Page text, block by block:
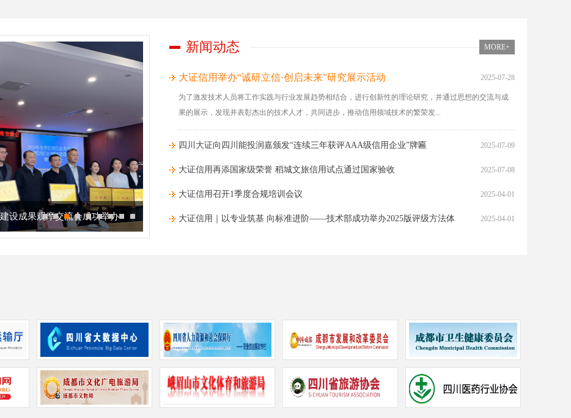
设成果观摩交流会成功举办 《四川省城镇生活污水处理企业信用评价规范》团体标准正式发布 大证信用应邀出席中
新闻动态 MORE+
大证信用举办“诚研立信·创启未来”研究展示活动 2025-07-28
为了激发技术人员将工作实践与行业发展趋势相结合，进行创新性的理论研究，并通过思想的交流与成
果的展示，发现并表彰杰出的技术人才，共同进步，推动信用领域技术的繁荣发...
四川大证向四川能投润嘉颁发​“连续三年获评AAA级信用企业”牌匾 2025-07-09
大证信用再添国家级荣誉 稻城文旅信用试点通过国家验收 2025-07-08
大证信用召开1季度合规培训会议 2025-04-01
大证信用｜以专业筑基 向标准进阶——技术部成功举办2025版评级方法体 2025-04-01